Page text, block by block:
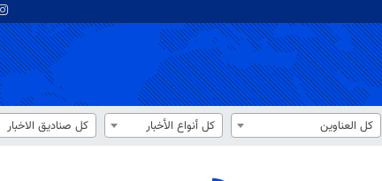
كل العناوين كل أنواع الأخبار كل صناديق الاخبار